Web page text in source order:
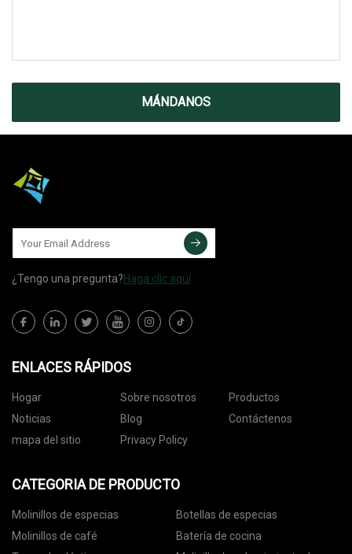
MÁNDANOS
¿Tengo una pregunta?Haga clic aquí
ENLACES RÁPIDOS
Hogar Sobre nosotros
Productos
Noticias
Blog
Contáctenos
mapa del sitio
Privacy Policy
CATEGORIA DE PRODUCTO
Molinillos de especias
Botellas de especias
Molinillos de café
Batería de cocina